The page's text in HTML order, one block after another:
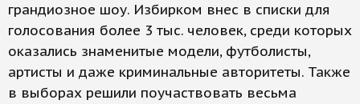
грандиозное шоу. Избирком внес в списки для
голосования более 3 тыс. человек, среди которых
оказались знаменитые модели, футболисты,
артисты и даже криминальные авторитеты. Также
в выборах решили поучаствовать весьма